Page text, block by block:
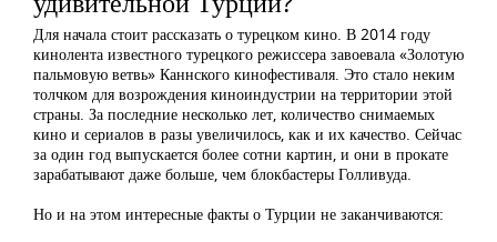
Для начала стоит рассказать о турецком кино. В 2014 году
кинолента известного турецкого режиссера завоевала «Золотую
пальмовую ветвь» Каннского кинофестиваля. Это стало неким
толчком для возрождения киноиндустрии на территории этой
страны. За последние несколько лет, количество снимаемых
кино и сериалов в разы увеличилось, как и их качество. Сейчас
за один год выпускается более сотни картин, и они в прокате
зарабатывают даже больше, чем блокбастеры Голливуда.
Но и на этом интересные факты о Турции не заканчиваются: